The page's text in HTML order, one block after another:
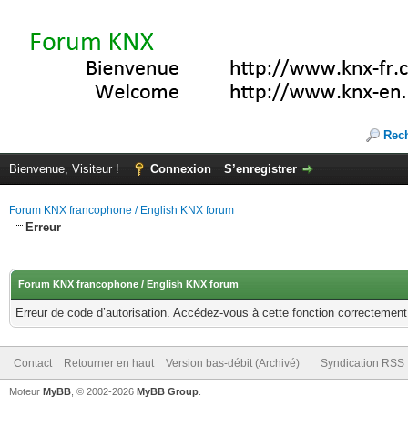
Bienvenue, Visiteur ! Connexion S’enregistrer
Forum KNX francophone / English KNX forum
Erreur
Forum KNX francophone / English KNX forum
Erreur de code d’autorisation. Accédez-vous à cette fonction
Contact Retourner en haut Version bas-débit (Archivé) Syndication RSS
Moteur MyBB , © 2002-2026 MyBB Group